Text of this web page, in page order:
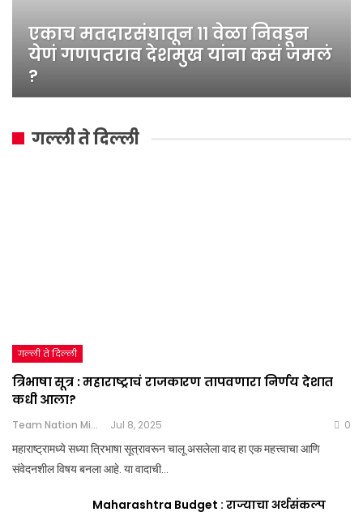
एकाच मतदारसंघातून ११ वेळा निवडून
येणं गणपतराव देशमुख यांना कसं जमलं
?
गल्ली ते दिल्ली
गल्ली ते दिल्ली
त्रिभाषा सूत्र : महाराष्ट्राचं राजकारण तापवणारा निर्णय देशात
कधी आला?
Team Nation Mic Jul 8, 2025 0
महाराष्ट्रामध्ये सध्या त्रिभाषा सूत्रावरून चालू असलेला वाद हा एक महत्त्वाचा आणि
संवेदनशील विषय बनला आहे. या वादाची…
Maharashtra Budget : राज्याचा अर्थसंकल्प